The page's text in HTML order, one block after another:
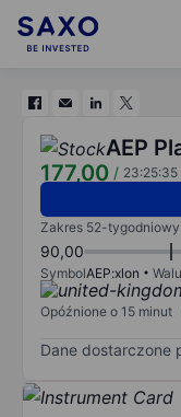
AEP
177,00 / 23:25:35
Zakres 52-tygodniowy
90,00
SymbolAEP:xlon
Opóźnione o 15 minut
Dane dostarczone